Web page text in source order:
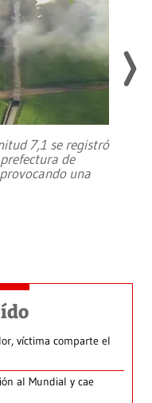
7,1 se registró
de
una
víctima comparte el
al Mundial y cae